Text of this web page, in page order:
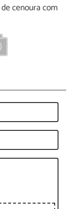
cenoura com